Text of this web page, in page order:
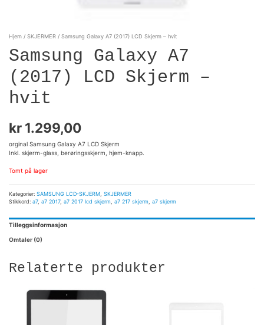
Hjem /SKJERMER / Samsung Galaxy A7 (2017) LCD Skjerm – hvit
Samsung Galaxy A7
(2017) LCD Skjerm –
hvit
kr 1.299,00
orginal Samsung Galaxy A7 LCD Skjerm
Inkl. skjerm-glass, berøringsskjerm, hjem-knapp.
Tomt på lager
Kategorier:SAMSUNG LCD-SKJERM,SKJERMER
Stikkord:a7,a7 2017,a7 2017 lcd skjerm,a7 217 skjerm,a7 skjerm
Tilleggsinformasjon
Omtaler (0)
Relaterte produkter